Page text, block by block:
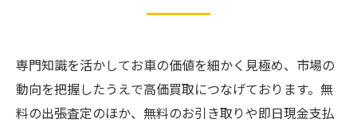
専門知識を活かしてお車の価値を細かく見極め、市場の
動向を把握したうえで高価買取につなげております。無
料の出張査定のほか、無料のお引き取りや即日現金支払